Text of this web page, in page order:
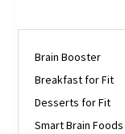
Brain Booster
Breakfast for Fit
Desserts for Fit
Smart Brain Foods